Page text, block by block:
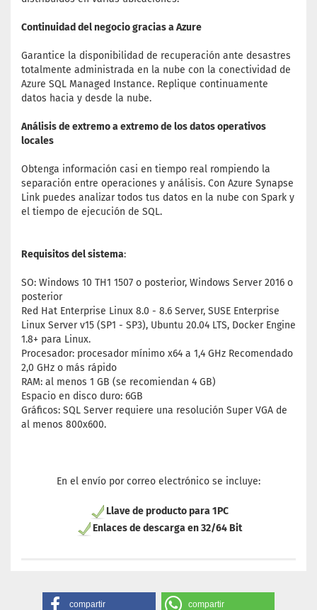
Continuidad del negocio gracias a Azure
Garantice la disponibilidad de recuperación ante desastres
totalmente administrada en la nube con la conectividad de
Azure SQL Managed Instance. Replique continuamente
datos hacia y desde la nube.
Análisis de extremo a extremo de los datos operativos
locales
Obtenga información casi en tiempo real rompiendo la
separación entre operaciones y análisis. Con Azure Synapse
Link puedes analizar todos tus datos en la nube con Spark y
el tiempo de ejecución de SQL.
Requisitos del sistema:
SO: Windows 10 TH1 1507 o posterior, Windows Server 2016 o
posterior
Red Hat Enterprise Linux 8.0 - 8.6 Server, SUSE Enterprise
Linux Server v15 (SP1 - SP3), Ubuntu 20.04 LTS, Docker Engine
1.8+ para Linux.
Procesador: procesador mínimo x64 a 1,4 GHz Recomendado
2,0 GHz o más rápido
RAM: al menos 1 GB (se recomiendan 4 GB)
Espacio en disco duro: 6GB
Gráficos: SQL Server requiere una resolución Super VGA de
al menos 800x600.
En el envío por correo electrónico se incluye:
Llave de producto para 1PC
Enlaces de descarga en 32/64 Bit
compartir compartir